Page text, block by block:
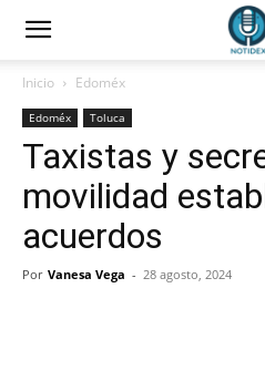
Inicio Edoméx
Edoméx Toluca
Taxistas y
movilidad
acuerdos
Por Vanesa Vega - 28 agosto, 2024